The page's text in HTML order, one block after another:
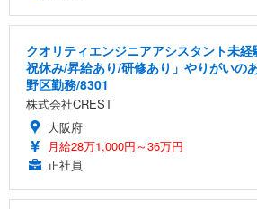
クオリティエンジニアアシスタント未
祝休み/昇給あり/研修あり」やりがいの
野区勤務/8301
株式会社CREST
大阪府
月給28万1,000円～36万円
正社員